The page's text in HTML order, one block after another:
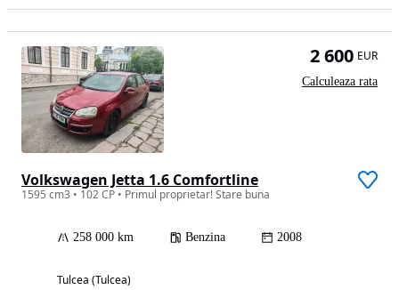
Volkswagen Jetta 1.6 Comfortline
1595 cm3 • 102 CP • Primul proprietar! Stare buna
258 000 km Benzina 2008
Tulcea (Tulcea)
2 600 EUR
Calculeaza rata